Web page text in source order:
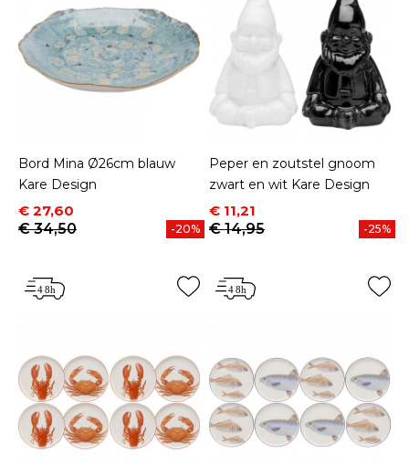
Bord Mina Ø26cm blauw
Kare Design
Prijs
€ 27,60
Normale prijs
€ 34,50
-20%
Peper en zoutstel gnoom
zwart en wit Kare Design
Prijs
€ 11,21
Normale prijs
€ 14,95
-25%